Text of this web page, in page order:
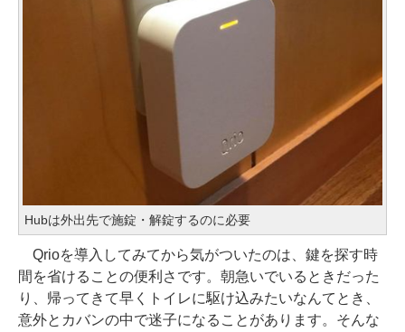
Hubは外出先で施錠・解錠するのに必要
Qrioを導入してみてから気がついたのは、鍵を探す時
間を省けることの便利さです。朝急いでいるときだった
り、帰ってきて早くトイレに駆け込みたいなんてとき、
意外とカバンの中で迷子になることがあります。そんな